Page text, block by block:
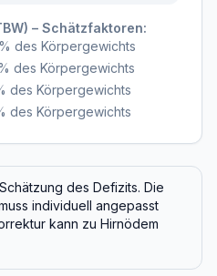
– Schätzfaktoren:
des Körpergewichts
des Körpergewichts
des Körpergewichts
des Körpergewichts
des Defizits. Die
individuell angepasst
kann zu Hirnödem